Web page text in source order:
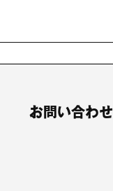
お問い合わせ